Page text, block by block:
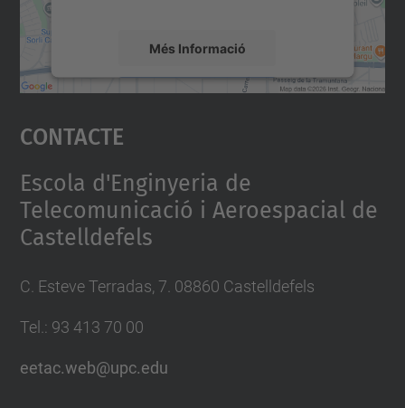
Més Informació
Accepta
powered by
Contacte
Escola d'Enginyeria de
Telecomunicació i Aeroespacial de
Castelldefels
C. Esteve Terradas, 7. 08860 Castelldefels
Tel.: 93 413 70 00
eetac.web@upc.edu